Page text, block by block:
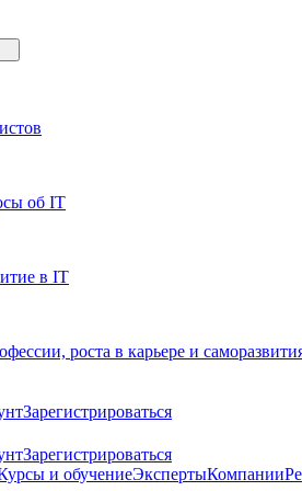
об IT
в IT
роста в карьере и
Зарегистрироваться
Зарегистрироваться
и обучениеЭкспертыКомпании